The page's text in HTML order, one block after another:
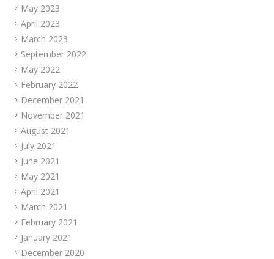
May 2023
April 2023
March 2023
September 2022
May 2022
February 2022
December 2021
November 2021
August 2021
July 2021
June 2021
May 2021
April 2021
March 2021
February 2021
January 2021
December 2020